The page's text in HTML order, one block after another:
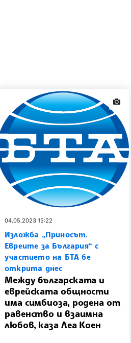
04.05.2023 15:22
Изложба „Приносът.
Евреите за България“ с
участието на БТА бе
открита днес
Между българската и
еврейската общности
има симбиоза, родена от
равенство и взаимна
любов, каза Леа Коен